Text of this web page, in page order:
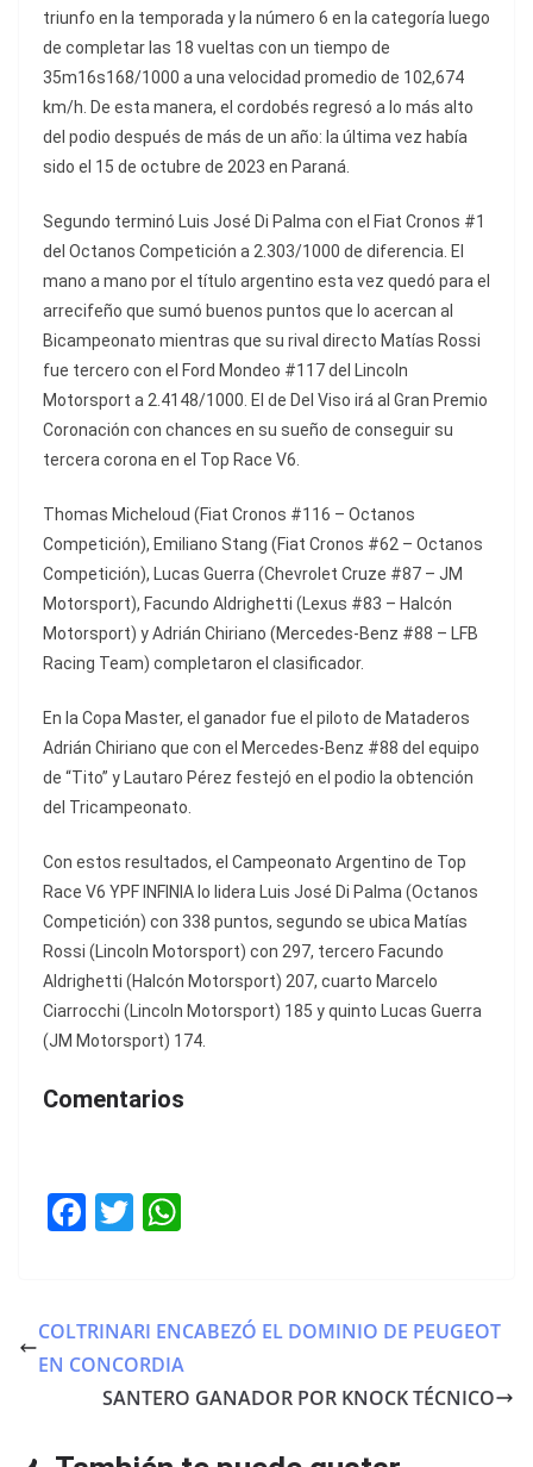
triunfo en la temporada y la número 6 en la categoría luego
de completar las 18 vueltas con un tiempo de
35m16s168/1000 a una velocidad promedio de 102,674
km/h. De esta manera, el cordobés regresó a lo más alto
del podio después de más de un año: la última vez había
sido el 15 de octubre de 2023 en Paraná.
Segundo terminó Luis José Di Palma con el Fiat Cronos #1
del Octanos Competición a 2.303/1000 de diferencia. El
mano a mano por el título argentino esta vez quedó para el
arrecifeño que sumó buenos puntos que lo acercan al
Bicampeonato mientras que su rival directo Matías Rossi
fue tercero con el Ford Mondeo #117 del Lincoln
Motorsport a 2.4148/1000. El de Del Viso irá al Gran Premio
Coronación con chances en su sueño de conseguir su
tercera corona en el Top Race V6.
Thomas Micheloud (Fiat Cronos #116 – Octanos
Competición), Emiliano Stang (Fiat Cronos #62 – Octanos
Competición), Lucas Guerra (Chevrolet Cruze #87 – JM
Motorsport), Facundo Aldrighetti (Lexus #83 – Halcón
Motorsport) y Adrián Chiriano (Mercedes-Benz #88 – LFB
Racing Team) completaron el clasificador.
En la Copa Master, el ganador fue el piloto de Mataderos
Adrián Chiriano que con el Mercedes-Benz #88 del equipo
de “Tito” y Lautaro Pérez festejó en el podio la obtención
del Tricampeonato.
Con estos resultados, el Campeonato Argentino de Top
Race V6 YPF INFINIA lo lidera Luis José Di Palma (Octanos
Competición) con 338 puntos, segundo se ubica Matías
Rossi (Lincoln Motorsport) con 297, tercero Facundo
Aldrighetti (Halcón Motorsport) 207, cuarto Marcelo
Ciarrocchi (Lincoln Motorsport) 185 y quinto Lucas Guerra
(JM Motorsport) 174.
Comentarios
F
e
b
o
T
er s
A
p
COLTRINARI ENCABEZÓ EL DOMINIO DE PEUGEOT
EN CONCORDIA
SANTERO GANADOR POR KNOCK TÉCNICO